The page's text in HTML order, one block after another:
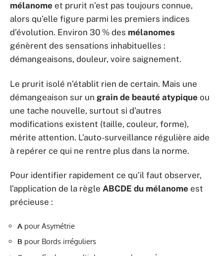
mélanome et prurit n’est pas toujours connue,
alors qu’elle figure parmi les premiers indices
d’évolution. Environ 30 % des mélanomes
génèrent des sensations inhabituelles :
démangeaisons, douleur, voire saignement.
Le prurit isolé n’établit rien de certain. Mais une
démangeaison sur un grain de beauté atypique ou
une tache nouvelle, surtout si d’autres
modifications existent (taille, couleur, forme),
mérite attention. L’auto-surveillance régulière aide
à repérer ce qui ne rentre plus dans la norme.
Pour identifier rapidement ce qu’il faut observer,
l’application de la règle ABCDE du mélanome est
précieuse :
A pour Asymétrie
B pour Bords irréguliers